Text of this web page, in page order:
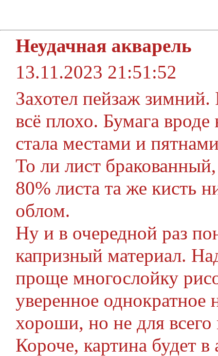
Неудачная акварель
13.11.2023 21:51:52
Захотел пейзаж зимний.
всё плохо. Бумага
стала местами и
То ли лист
80% листа та же кисть
облом.
Ну и в очередной раз
капризный материал.
проще многослойку
уверенное однократное
хороши, но не для всего
Короче, картина будет в